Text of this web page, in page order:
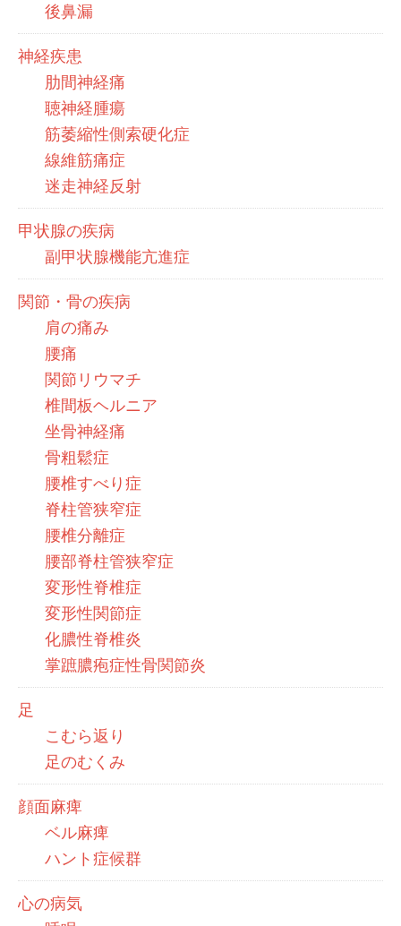
後鼻漏
神経疾患
肋間神経痛
聴神経腫瘍
筋萎縮性側索硬化症
線維筋痛症
迷走神経反射
甲状腺の疾病
副甲状腺機能亢進症
関節・骨の疾病
肩の痛み
腰痛
関節リウマチ
椎間板ヘルニア
坐骨神経痛
骨粗鬆症
腰椎すべり症
脊柱管狭窄症
腰椎分離症
腰部脊柱管狭窄症
変形性脊椎症
変形性関節症
化膿性脊椎炎
掌蹠膿疱症性骨関節炎
足
こむら返り
足のむくみ
顔面麻痺
ベル麻痺
ハント症候群
心の病気